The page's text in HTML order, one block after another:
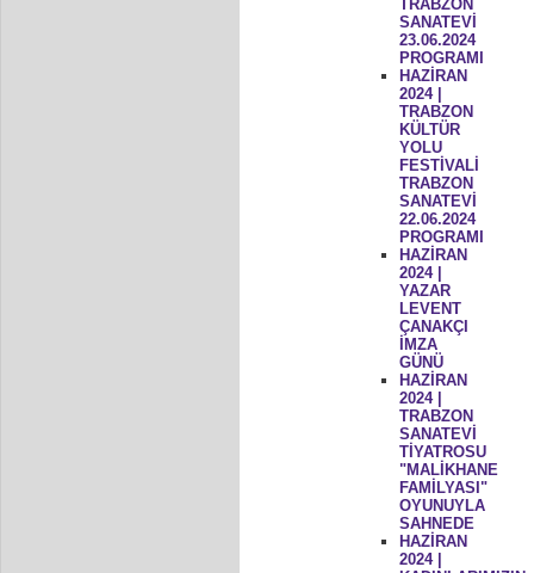
TRABZON
SANATEVİ
23.06.2024
PROGRAMI
HAZİRAN
2024 |
TRABZON
KÜLTÜR
YOLU
FESTİVALİ
TRABZON
SANATEVİ
22.06.2024
PROGRAMI
HAZİRAN
2024 |
YAZAR
LEVENT
ÇANAKÇI
İMZA
GÜNÜ
HAZİRAN
2024 |
TRABZON
SANATEVİ
TİYATROSU
"MALİKHANE
FAMİLYASI"
OYUNUYLA
SAHNEDE
HAZİRAN
2024 |